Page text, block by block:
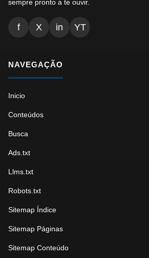
sempre pronto a te ouvir.
f X in YT
NAVEGAÇÃO
Inicio
Conteúdos
Busca
Ads.txt
Llms.txt
Robots.txt
Sitemap Índice
Sitemap Páginas
Sitemap Conteúdo